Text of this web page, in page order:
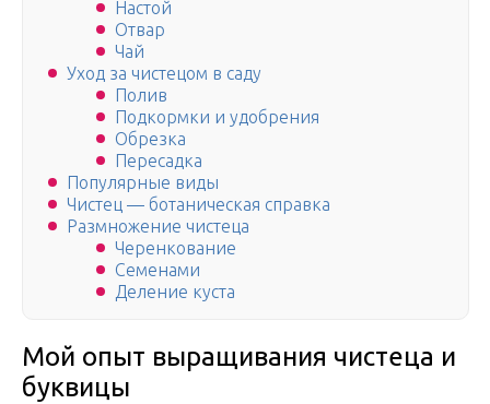
Настой
Отвар
Чай
Уход за чистецом в саду
Полив
Подкормки и удобрения
Обрезка
Пересадка
Популярные виды
Чистец — ботаническая справка
Размножение чистеца
Черенкование
Семенами
Деление куста
Мой опыт выращивания чистеца и
буквицы